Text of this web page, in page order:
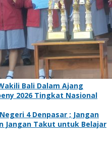
Bali Dalam Ajang
2026 Tingkat Nasional
4 Denpasar ; Jangan
Jangan Takut untuk Belajar